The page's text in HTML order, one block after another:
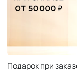
Подарок при